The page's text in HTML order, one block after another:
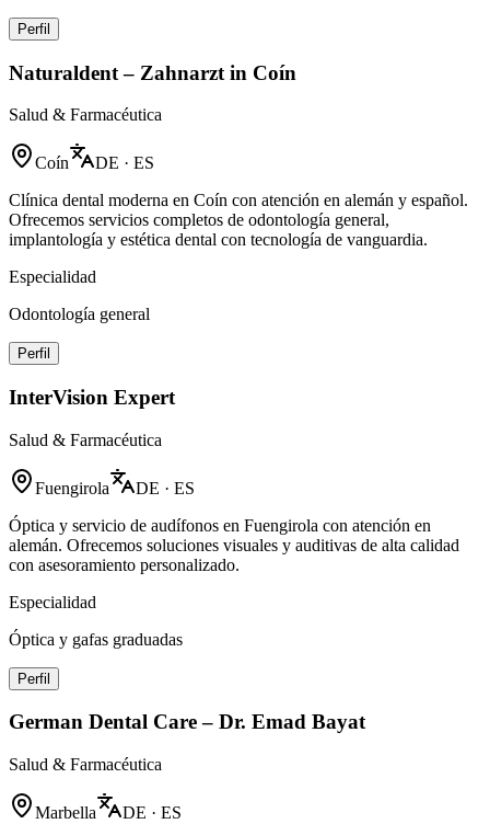
Perfil
Naturaldent – Zahnarzt in Coín
Salud & Farmacéutica
Coín
DE · ES
Clínica dental moderna en Coín con atención en alemán y español.
Ofrecemos servicios completos de odontología general,
implantología y estética dental con tecnología de vanguardia.
Especialidad
Odontología general
Perfil
InterVision Expert
Salud & Farmacéutica
Fuengirola
DE · ES
Óptica y servicio de audífonos en Fuengirola con atención en
alemán. Ofrecemos soluciones visuales y auditivas de alta calidad
con asesoramiento personalizado.
Especialidad
Óptica y gafas graduadas
Perfil
German Dental Care – Dr. Emad Bayat
Salud & Farmacéutica
Marbella
DE · ES